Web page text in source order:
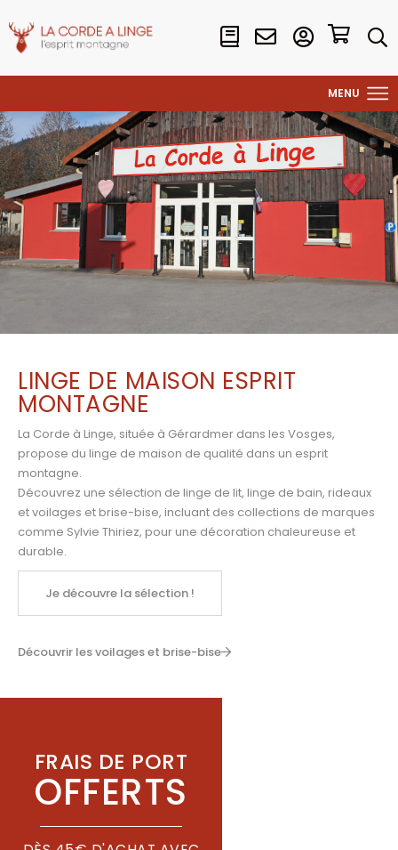
LINGE DE MAISON ESPRIT
MONTAGNE
La Corde à Linge, située à Gérardmer dans les Vosges,
propose du linge de maison de qualité dans un esprit
montagne.
Découvrez une sélection de linge de lit, linge de bain, rideaux
et voilages et brise-bise, incluant des collections de marques
comme Sylvie Thiriez, pour une décoration chaleureuse et
durable.
Je découvre la sélection !
Découvrir les voilages et brise-bise
FRAIS DE PORT
OFFERTS